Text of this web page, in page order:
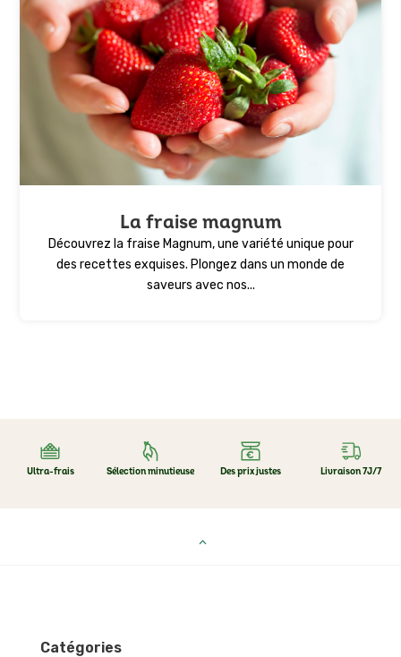
La fraise magnum
Découvrez la fraise Magnum, une variété unique pour
des recettes exquises. Plongez dans un monde de
saveurs avec nos...
Ultra-frais Sélection minutieuse Des prix justes Livraison 7J/7
Catégories